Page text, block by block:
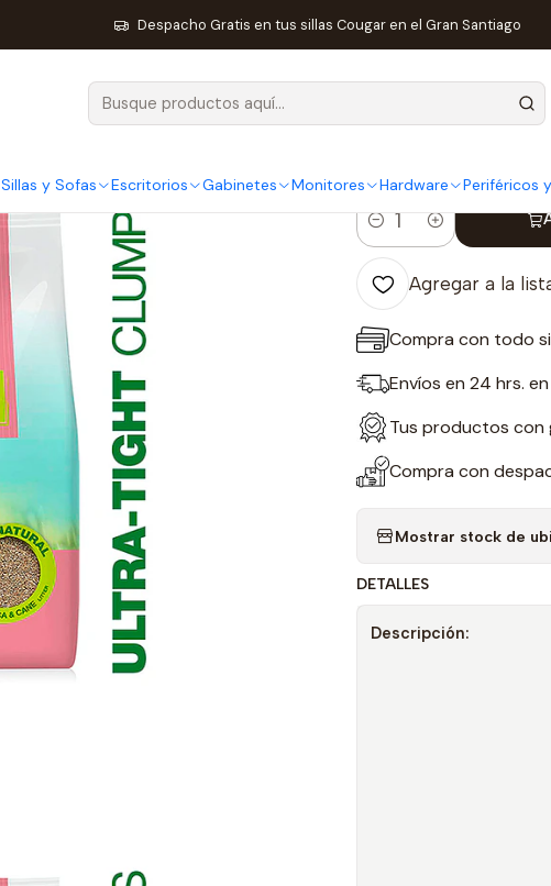
Sillas y Sofas Escritorios Gabinetes Monitores Hardware Periféricos
Despacho Gratis en tus sillas Cougar en el Gran Santiago
Liquidación Mascotas Arena Para Gatos Earth´s Finest
Arena Para
Cantidad
Agregar a la
Compra con todo
Envíos en 24 hrs.
Tus productos con
Compra con
Mostrar stock de
DETALLES
Descripción: